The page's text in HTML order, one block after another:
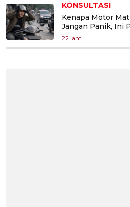
KONSULTASI
Kenapa Motor
Jangan Panik, Ini
22 jam